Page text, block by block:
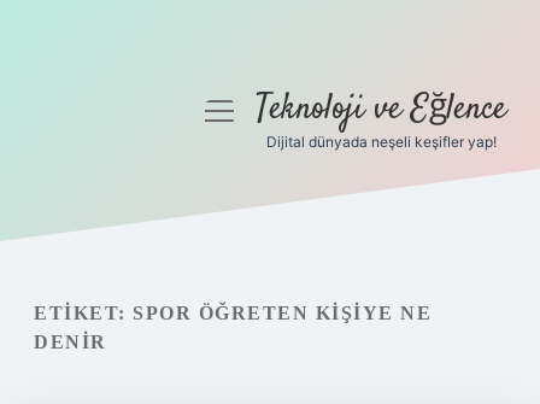
Gizlilik Politikası
Hakkımızda
menüyüTeknoloji ve Eğlence
Dijital dünyada neşeli keşifler yap!
ETIKET: SPOR ÖĞRETEN KIŞIYE NE
DENIR